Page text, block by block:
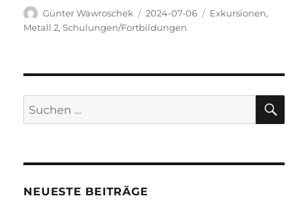
Autor
Günter Wawroschek
Veröffentlicht
am
2024-07-06 Kategorien
Exkursionen,
Metall 2,Schulungen/Fortbildungen
Suchen
nach:
NEUESTE BEITRÄGE